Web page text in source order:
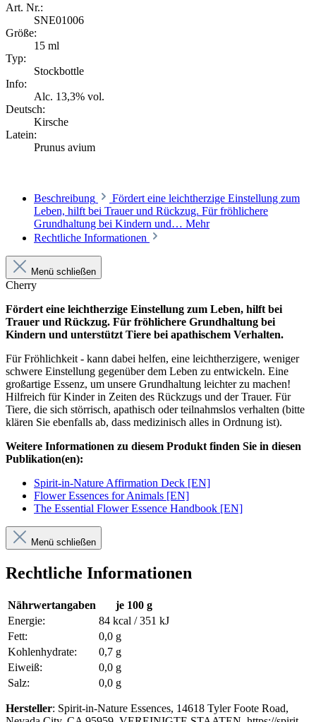
Art. Nr.:
SNE01006
Größe:
15 ml
Typ:
Stockbottle
Info:
Alc. 13,3% vol.
Deutsch:
Kirsche
Latein:
Prunus avium
Beschreibung
Fördert eine leichtherzige Einstellung zum
Leben, hilft bei Trauer und Rückzug. Für fröhlichere
Grundhaltung bei Kindern und… Mehr
Rechtliche Informationen
Menü schließen
Cherry
Fördert eine leichtherzige Einstellung zum Leben, hilft bei
Trauer und Rückzug. Für fröhlichere Grundhaltung bei
Kindern und unterstützt Tiere bei apathischem Verhalten.
Für Fröhlichkeit - kann dabei helfen, eine leichtherzigere, weniger
schwere Einstellung gegenüber dem Leben zu entwickeln. Eine
großartige Essenz, um unsere Grundhaltung leichter zu machen!
Hilfreich für Kinder in Zeiten des Rückzugs und der Trauer. Für
Tiere, die sich störrisch, apathisch oder teilnahmslos verhalten (bitte
klären Sie ebenfalls ab, dass medizinisch alles in Ordnung ist).
Weitere Informationen zu diesem Produkt finden Sie in diesen
Publikation(en):
Spirit-in-Nature Affirmation Deck [EN]
Flower Essences for Animals [EN]
The Essential Flower Essence Handbook [EN]
Menü schließen
Rechtliche Informationen
Nährwertangaben
je 100 g
Energie:
84 kcal / 351 kJ
Fett:
0,0 g
Kohlenhydrate:
0,7 g
Eiweiß:
0,0 g
Salz:
0,0 g
Hersteller: Spirit-in-Nature Essences, 14618 Tyler Foote Road,